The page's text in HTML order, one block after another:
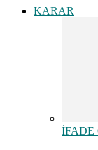
KARAR
İFADE